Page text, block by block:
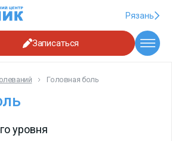
Рязань
Записаться
Головная боль
уровня